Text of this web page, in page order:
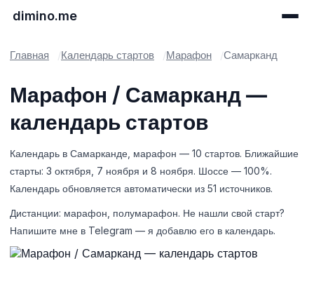
dimino.me
Главная Календарь стартов Марафон Самарканд
Марафон / Самарканд —
календарь стартов
Календарь в Самарканде, марафон — 10 стартов. Ближайшие
старты: 3 октября, 7 ноября и 8 ноября. Шоссе — 100%.
Календарь обновляется автоматически из 51 источников.
Дистанции: марафон, полумарафон. Не нашли свой старт?
Напишите мне в Telegram — я добавлю его в календарь.